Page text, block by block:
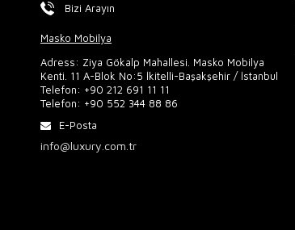
Bizi Arayın
Masko Mobilya
Adress: Ziya Gökalp Mahallesi. Masko Mobilya
Kenti. 11 A-Blok No:5 İkitelli-Başakşehir / İstanbul
Telefon: +90 212 691 11 11
Telefon: +90 552 344 88 86
E-Posta
info@luxury.com.tr